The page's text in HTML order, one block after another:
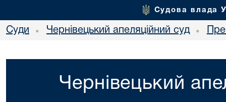
Судова влада
Суди • Чернівецький апеляційний суд •
Чернівецький